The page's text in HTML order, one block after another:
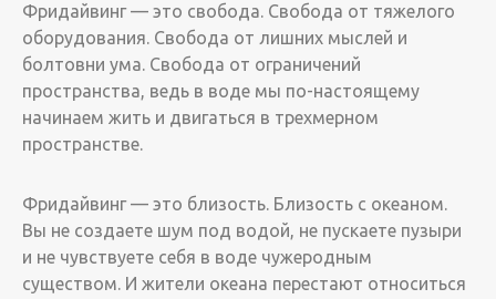
Фридайвинг — это свобода. Свобода от тяжелого
оборудования. Свобода от лишних мыслей и
болтовни ума. Свобода от ограничений
пространства, ведь в воде мы по-настоящему
начинаем жить и двигаться в трехмерном
пространстве.
Фридайвинг — это близость. Близость с океаном.
Вы не создаете шум под водой, не пускаете пузыри
и не чувствуете себя в воде чужеродным
существом. И жители океана перестают относиться